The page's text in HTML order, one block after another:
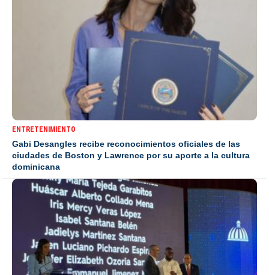
ENTRETENIMIENTO
Gabi Desangles recibe reconocimientos oficiales de las
ciudades de Boston y Lawrence por su aporte a la cultura
dominicana